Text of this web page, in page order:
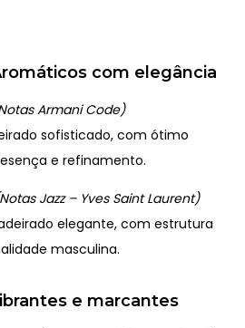
com elegância
Armani Code)
sofisticado, com ótimo
e refinamento.
Jazz – Yves Saint Laurent)
elegante, com estrutura
masculina.
e marcantes